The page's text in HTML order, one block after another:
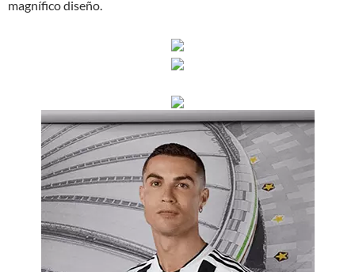
magnífico diseño.